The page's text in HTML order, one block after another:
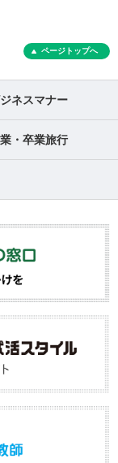
ページトップへ
ネスマナー
・卒業旅行